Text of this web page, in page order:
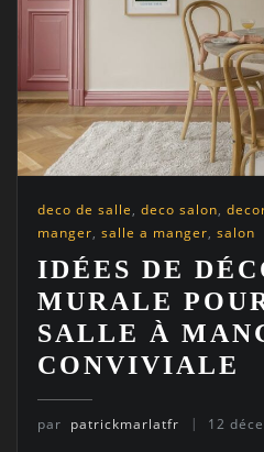
deco de salle, deco salon,
manger, salle a manger, salon
IDÉES DE
MURALE
SALLE À
CONVIVIALE
par patrickmarlatfr 12